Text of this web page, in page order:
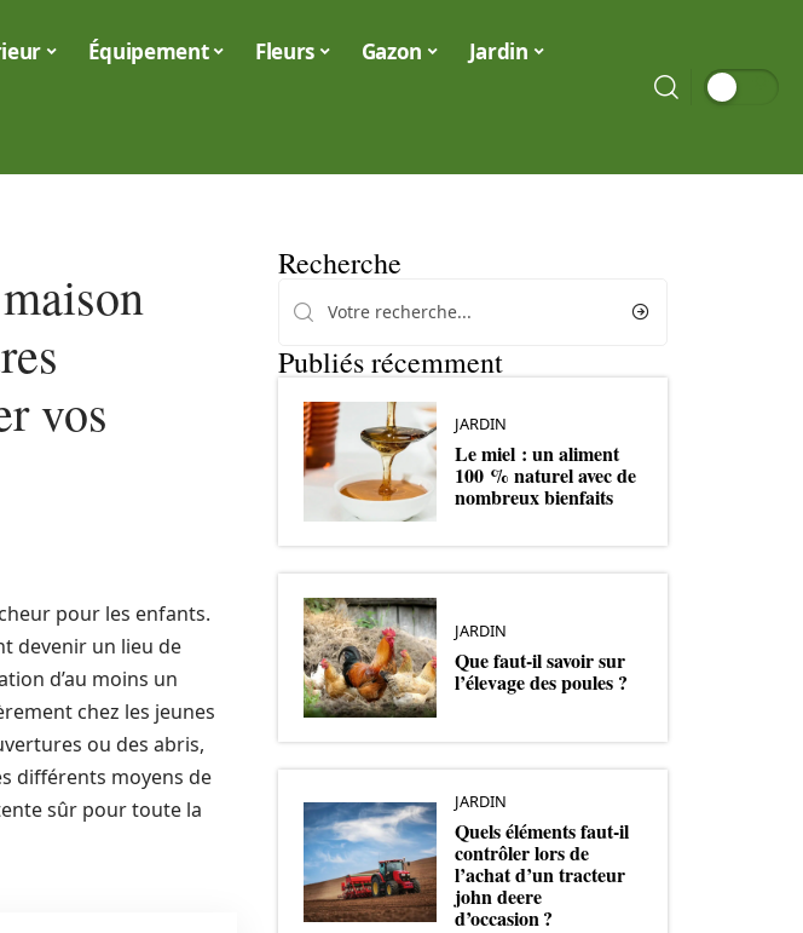
Équipement Fleurs Gazon Jardin
vos
pour les enfants.
devenir un lieu de
d’au moins un
chez les jeunes
ou des abris,
différents moyens de
sûr pour toute la
Recherche
Publiés récemment
JARDIN
Le miel : un aliment
100 % naturel avec de
nombreux bienfaits
JARDIN
Que faut-il savoir sur
l’élevage des poules ?
JARDIN
Quels éléments faut-il
contrôler lors de
l’achat d’un tracteur
john deere
d’occasion ?